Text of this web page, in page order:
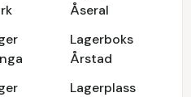
Åseral
Lagerboks
Årstad
Lagerplass